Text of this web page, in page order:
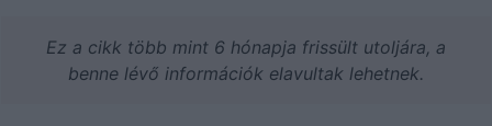
Ez a cikk több mint 6 hónapja frissült utoljára, a
benne lévő információk elavultak lehetnek.